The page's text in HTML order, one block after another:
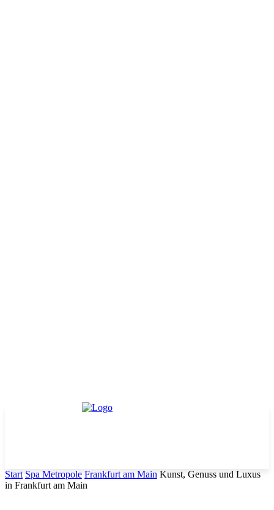
Start Spa Metropole Frankfurt am Main Kunst, Genuss und Luxus
in Frankfurt am Main